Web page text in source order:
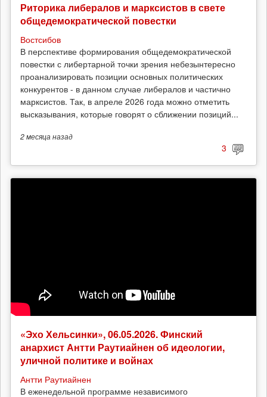
Риторика либералов и марксистов в свете
общедемократической повестки
Востсибов
В перспективе формирования общедемократической
повестки с либертарной точки зрения небезынтересно
проанализировать позиции основных политических
конкурентов - в данном случае либералов и частично
марксистов. Так, в апреле 2026 года можно отметить
высказывания, которые говорят о сближении позиций...
2 месяцаназад
3
«Эхо Хельсинки», 06.05.2026. Финский
анархист Антти Раутиайнен об идеологии,
уличной политике и войнах
Антти Раутиайнен
В еженедельной программе независимого